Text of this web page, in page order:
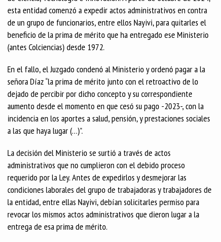
esta entidad comenzó a expedir actos administrativos en contra
de un grupo de funcionarios, entre ellos Nayivi, para quitarles el
beneficio de la prima de mérito que ha entregado ese Ministerio
(antes Colciencias) desde 1972.
En el fallo, el Juzgado condenó al Ministerio y ordenó pagar a la
señora Díaz “la prima de mérito junto con el retroactivo de lo
dejado de percibir por dicho concepto y su correspondiente
aumento desde el momento en que cesó su pago -2023-, con la
incidencia en los aportes a salud, pensión, y prestaciones sociales
a las que haya lugar (…)”.
La decisión del Ministerio se surtió a través de actos
administrativos que no cumplieron con el debido proceso
requerido por la Ley. Antes de expedirlos y desmejorar las
condiciones laborales del grupo de trabajadoras y trabajadores de
la entidad, entre ellas Nayivi, debían solicitarles permiso para
revocar los mismos actos administrativos que dieron lugar a la
entrega de esa prima de mérito.